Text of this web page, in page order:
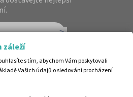
záleží
s tím, abychom Vám poskytovali
Vašich údajů o sledování procházení